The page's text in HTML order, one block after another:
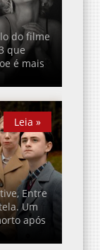
do filme
que
é mais
Entre
Um
após
Leia »
Leia »